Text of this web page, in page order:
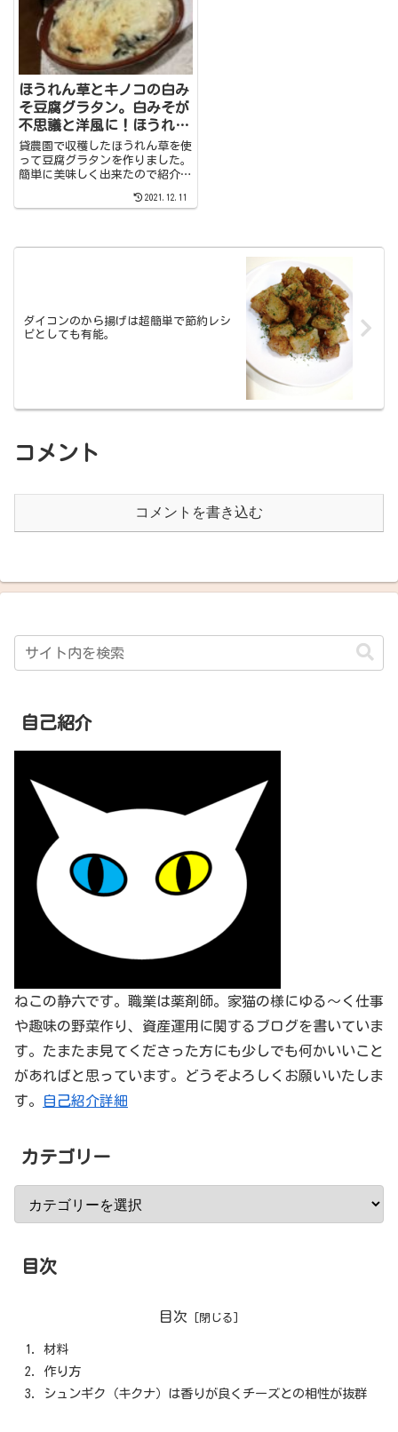
ほうれん草とキノコの白み
そ豆腐グラタン。白みそが
不思議と洋風に！ほうれん
草がとても美味しく食べら
れます。
貸農園で収穫したほうれん草を使
って豆腐グラタンを作りました。
簡単に美味しく出来たので紹介し
2021.12.11
ダイコンのから揚げは超簡単で節約レシ
ピとしても有能。
コメント
コメントを書き込む
自己紹介
ねこの静六です。職業は薬剤師。家猫の様にゆる～く仕事
や趣味の野菜作り、資産運用に関するブログを書いていま
す。たまたま見てくださった方にも少しでも何かいいこと
があればと思っています。どうぞよろしくお願いいたしま
す。
自己紹介詳細
カテゴリー
目次
目次
材料
作り方
シュンギク（キクナ）は香りが良くチーズとの相性が抜群